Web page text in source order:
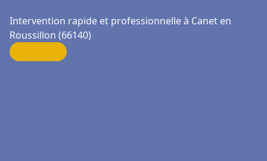
Intervention rapide et professionnelle à Canet en
Roussillon (66140)